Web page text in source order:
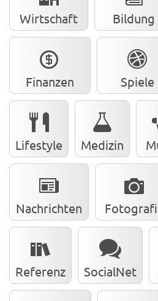
Wirtschaft Bildung
Finanzen Spiele
Lifestyle Medizin
Nachrichten
Referenz SocialNet